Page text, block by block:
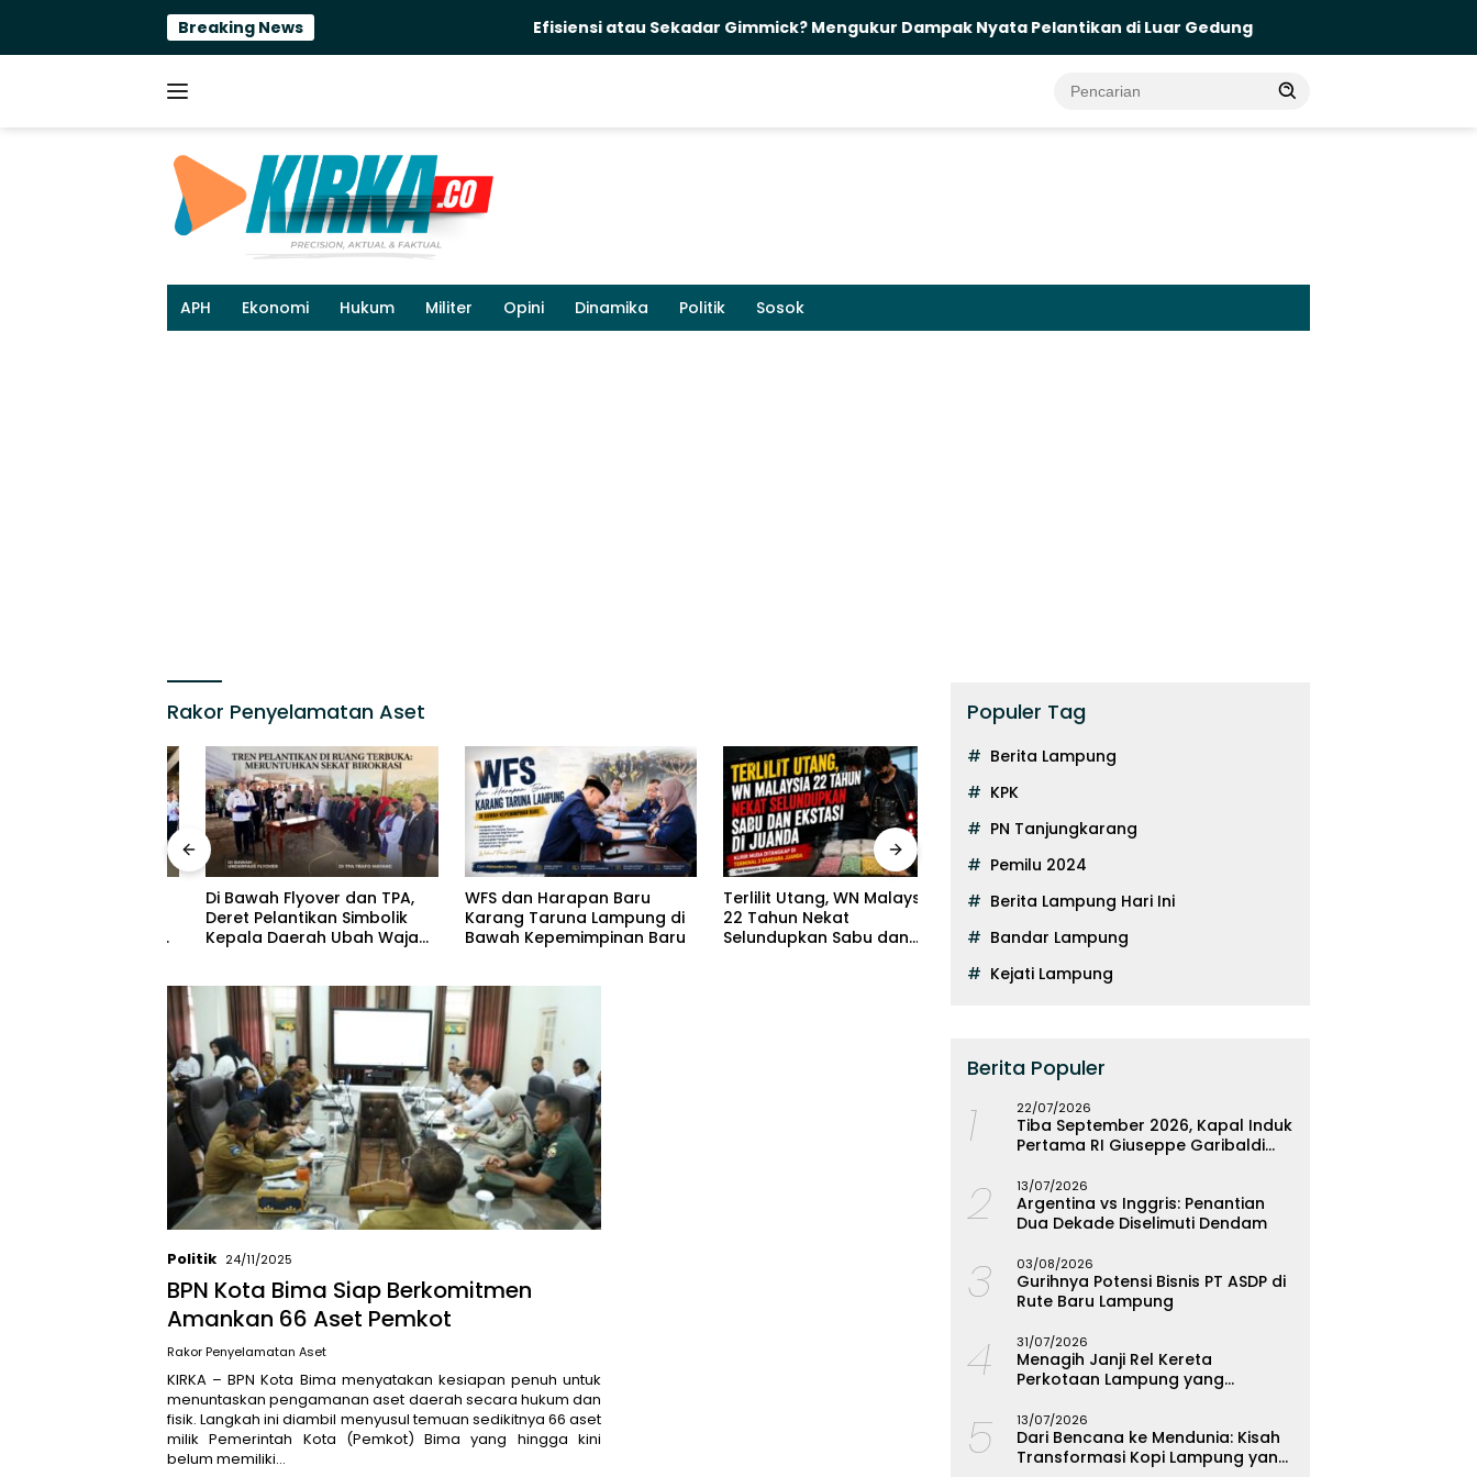
konten
Breaking News Efisiensi atau Sekadar Gimmick? Mengukur Dampak Nyata Pelantikan di Luar Gedung Di Bawah Flyover dan
APH Ekonomi Hukum Militer Opini Dinamika Politik Sosok
Rakor Penyelamatan Aset
Di Bawah Flyover dan TPA,
Deret Pelantikan Simbolik
Kepala Daerah Ubah Wajah
WFS dan Harapan Baru
Karang Taruna Lampung di
Bawah Kepemimpinan Baru
Terlilit Utang, WN Malaysia
22 Tahun Nekat
Selundupkan Sabu dan
Pilot Malaysia Airlines Jadi
Kurir Narkoba, 70 Ribu Butir
Ekstasi Disita di Soetta
Politik 24/11/2025
BPN Kota Bima Siap Berkomitmen
Amankan 66 Aset Pemkot
Rakor Penyelamatan Aset
KIRKA – BPN Kota Bima menyatakan kesiapan penuh untuk
menuntaskan pengamanan aset daerah secara hukum dan
fisik. Langkah ini diambil menyusul temuan sedikitnya 66 aset
milik Pemerintah Kota (Pemkot) Bima yang hingga kini
belum memiliki…
Populer Tag
Berita Lampung
KPK
PN Tanjungkarang
Pemilu 2024
Berita Lampung Hari Ini
Bandar Lampung
Kejati Lampung
Berita Populer
1 22/07/2026
Tiba September 2026, Kapal Induk
Pertama RI Giuseppe Garibaldi
2 13/07/2026
Argentina vs Inggris: Penantian
Dua Dekade Diselimuti Dendam
3 03/08/2026
Gurihnya Potensi Bisnis PT ASDP di
Rute Baru Lampung
4 31/07/2026
Menagih Janji Rel Kereta
Perkotaan Lampung yang
5 13/07/2026
Dari Bencana ke Mendunia: Kisah
Transformasi Kopi Lampung yang